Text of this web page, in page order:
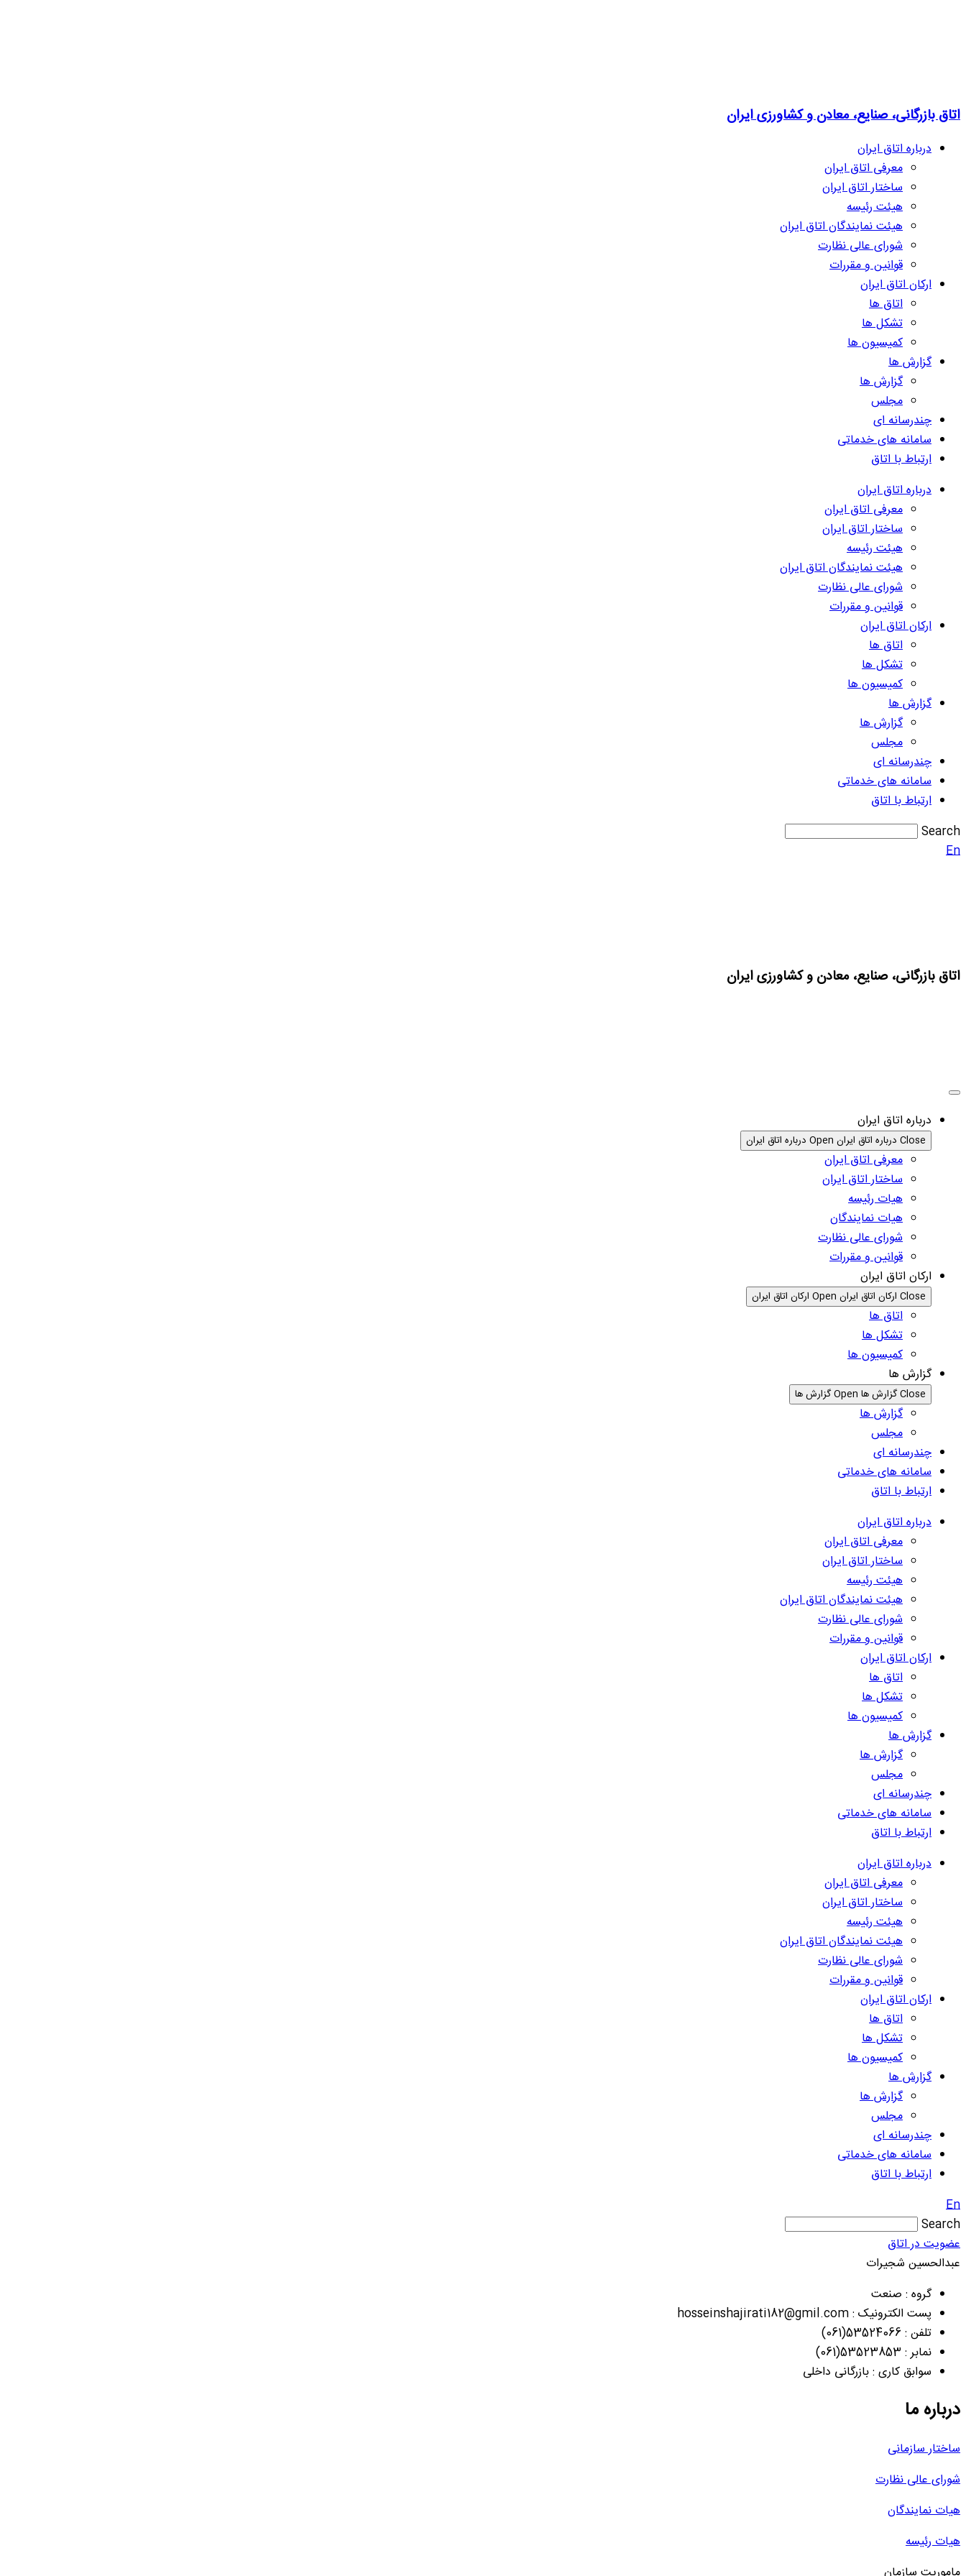
اتاق بازرگانی، صنایع، معادن و کشاورزی ایران
درباره اتاق ایران
معرفی اتاق ایران
ساختار اتاق ایران
هیئت رئیسه
هیئت نمایندگان اتاق ایران
شورای عالی نظارت
قوانین و مقررات
ارکان اتاق ایران
اتاق ها
تشکل ها
کمیسیون ها
گزارش ها
گزارش ها
مجلس
چندرسانه ای
سامانه های خدماتی
ارتباط با اتاق
درباره اتاق ایران
معرفی اتاق ایران
ساختار اتاق ایران
هیئت رئیسه
هیئت نمایندگان اتاق ایران
شورای عالی نظارت
قوانین و مقررات
ارکان اتاق ایران
اتاق ها
تشکل ها
کمیسیون ها
گزارش ها
گزارش ها
مجلس
چندرسانه ای
سامانه های خدماتی
ارتباط با اتاق
Search
En
اتاق بازرگانی، صنایع، معادن و کشاورزی ایران
درباره اتاق ایران
Close درباره اتاق ایران Open درباره اتاق ایران
معرفی اتاق ایران
ساختار اتاق ایران
هیات رئیسه
هیات نمایندگان
شورای عالی نظارت
قوانین و مقررات
ارکان اتاق ایران
Close ارکان اتاق ایران Open ارکان اتاق ایران
اتاق ها
تشکل ها
کمیسیون ها
گزارش ها
Close گزارش ها Open گزارش ها
گزارش ها
مجلس
چندرسانه ای
سامانه های خدماتی
ارتباط با اتاق
درباره اتاق ایران
معرفی اتاق ایران
ساختار اتاق ایران
هیئت رئیسه
هیئت نمایندگان اتاق ایران
شورای عالی نظارت
قوانین و مقررات
ارکان اتاق ایران
اتاق ها
تشکل ها
کمیسیون ها
گزارش ها
گزارش ها
مجلس
چندرسانه ای
سامانه های خدماتی
ارتباط با اتاق
درباره اتاق ایران
معرفی اتاق ایران
ساختار اتاق ایران
هیئت رئیسه
هیئت نمایندگان اتاق ایران
شورای عالی نظارت
قوانین و مقررات
ارکان اتاق ایران
اتاق ها
تشکل ها
کمیسیون ها
گزارش ها
گزارش ها
مجلس
چندرسانه ای
سامانه های خدماتی
ارتباط با اتاق
En
Search
عضویت در اتاق
عبدالحسین شجیرات
گروه : صنعت
پست الکترونیک : hosseinshajirati182@gmil.com
تلفن : 53524066(061)
نمابر : 53523853(061)
سوابق کاری : بازرگانی داخلی
درباره ما
ساختار سازمانی
شورای عالی نظارت
هیات نمایندگان
هیات رئیسه